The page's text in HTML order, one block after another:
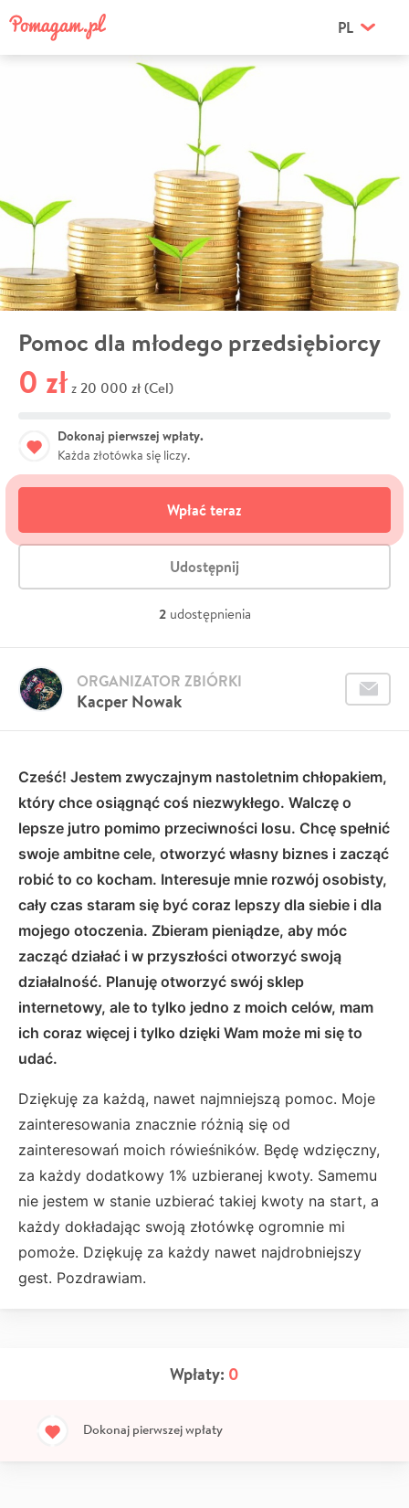
PL
Pomoc dla młodego przedsiębiorcy
0 zł z 20 000 zł (Cel)
Dokonaj pierwszej wpłaty.
Każda złotówka się liczy.
Wpłać teraz
Udostępnij
2 udostępnienia
Kacper Nowak
ORGANIZATOR ZBIÓRKI
Cześć! Jestem zwyczajnym nastoletnim chłopakiem,
który chce osiągnąć coś niezwykłego. Walczę o
lepsze jutro pomimo przeciwności losu. Chcę spełnić
swoje ambitne cele, otworzyć własny biznes i zacząć
robić to co kocham. Interesuje mnie rozwój osobisty,
cały czas staram się być coraz lepszy dla siebie i dla
mojego otoczenia. Zbieram pieniądze, aby móc
zacząć działać i w przyszłości otworzyć swoją
działalność. Planuję otworzyć swój sklep
internetowy, ale to tylko jedno z moich celów, mam
ich coraz więcej i tylko dzięki Wam może mi się to
udać.
Dziękuję za każdą, nawet najmniejszą pomoc. Moje
zainteresowania znacznie różnią się od
zainteresowań moich rówieśników. Będę wdzięczny,
za każdy dodatkowy 1% uzbieranej kwoty. Samemu
nie jestem w stanie uzbierać takiej kwoty na start, a
każdy dokładając swoją złotówkę ogromnie mi
pomoże. Dziękuję za każdy nawet najdrobniejszy
gest. Pozdrawiam.
Wpłaty: 0
Dokonaj pierwszej wpłaty